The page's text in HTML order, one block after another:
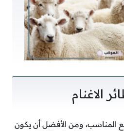
الاغنام
المناسب، ومن الأفضل أن يكون